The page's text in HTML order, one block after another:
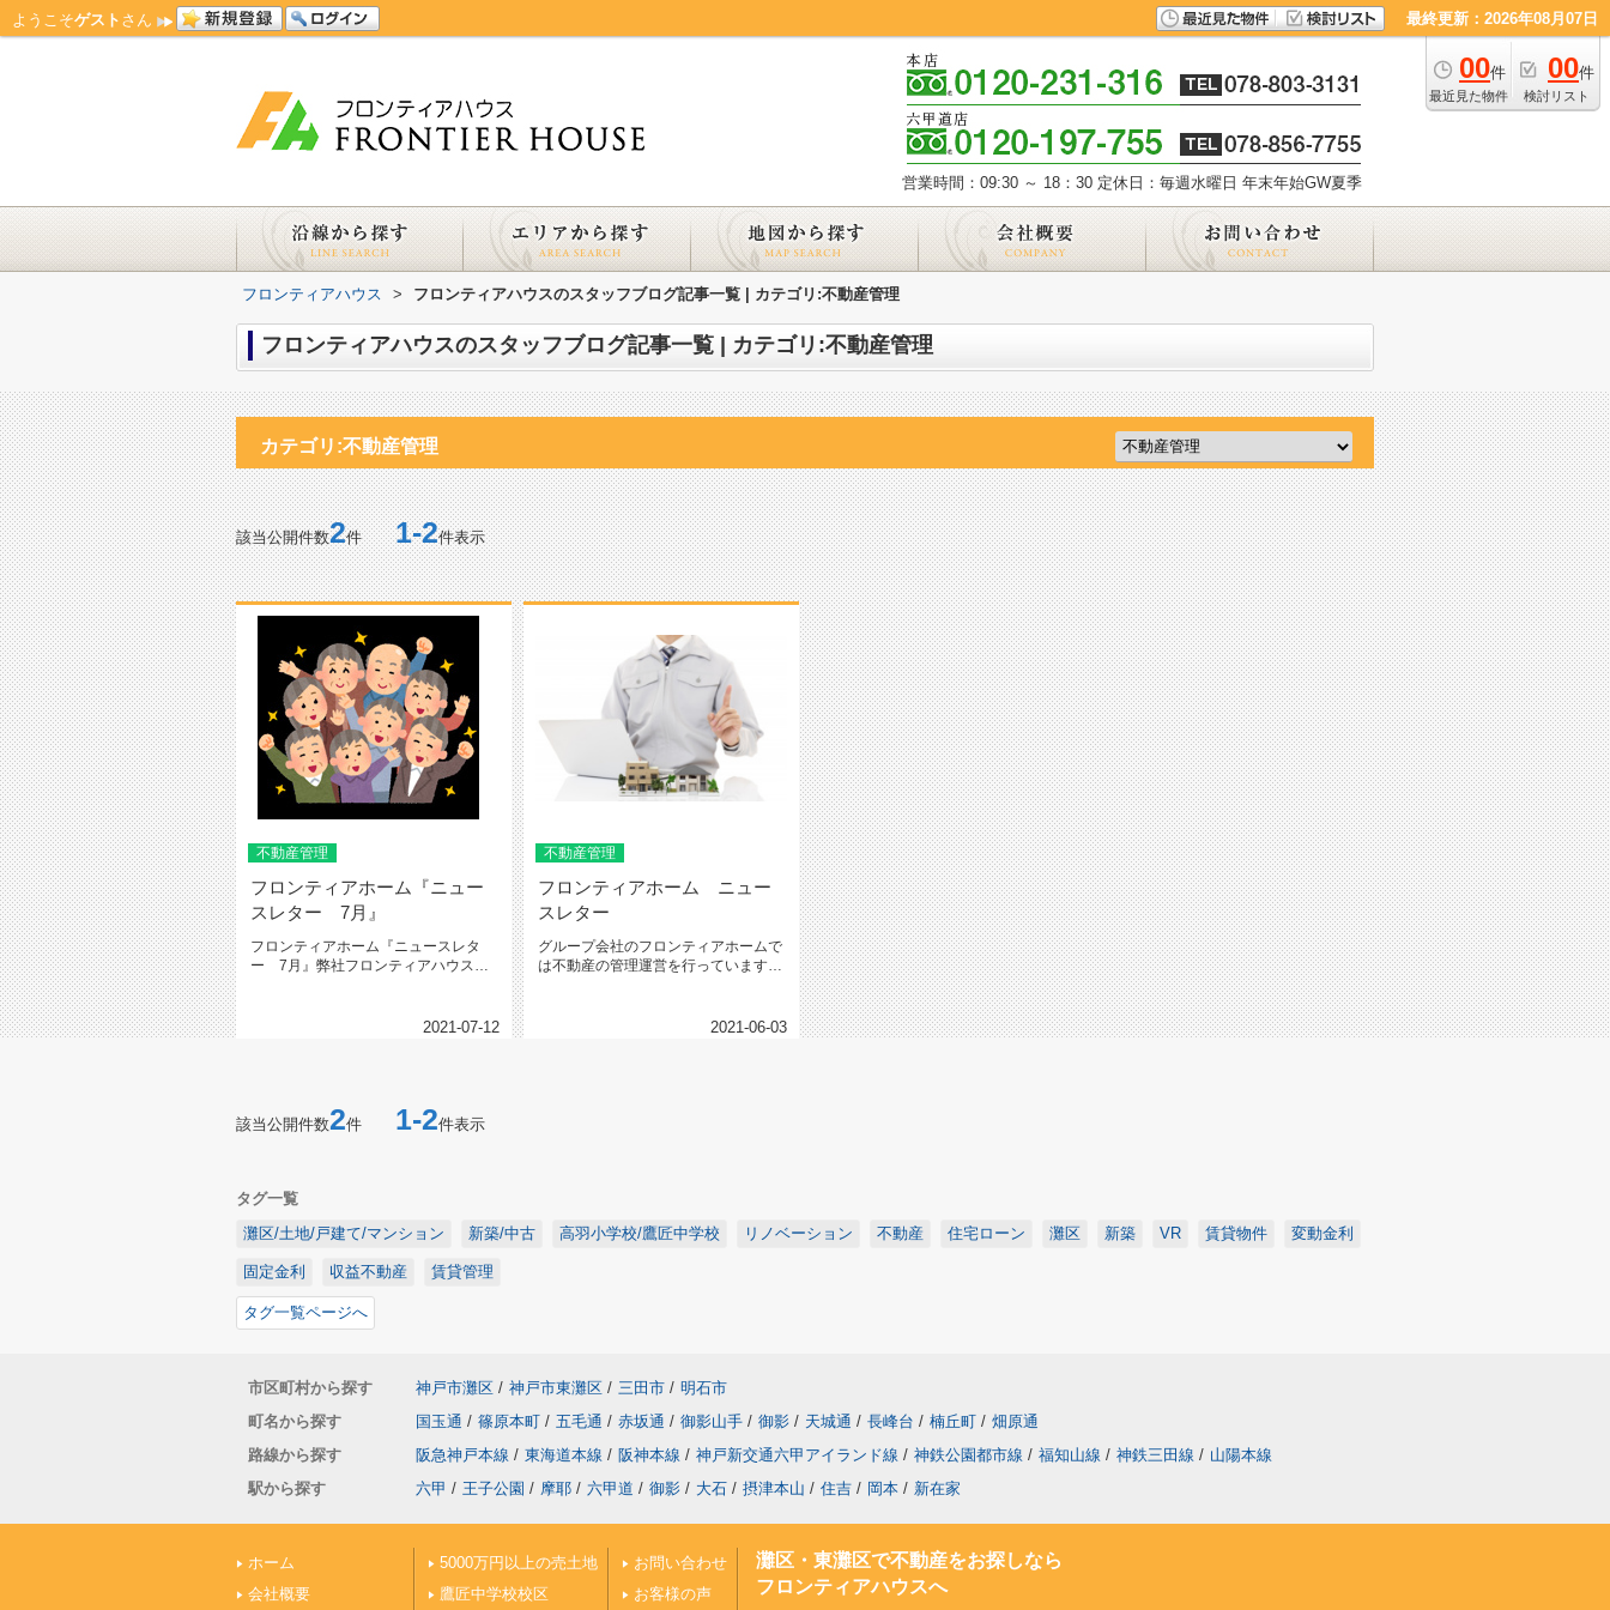
ようこそゲスト さん 最終更新：2026年08月07日
00件
最近見た物件
00件
検討リスト
営業時間：09:30 ～ 18：30 定休日：毎週水曜日 年末年始GW夏季
フロンティアハウス > フロンティアハウスのスタッフブログ記事一覧 | カテゴリ:不動産管理
フロンティアハウスのスタッフブログ記事一覧 | カテゴリ:不動産管理
カテゴリ:不動産管理
該当公開件数2件1-2件表示
不動産管理
フロンティアホーム『ニュー
スレター 7月』
フロンティアホーム『ニュースレタ
ー 7月』弊社フロンティアハウスの
2021-07-12
不動産管理
フロンティアホーム ニュー
スレター
グループ会社のフロンティアホームで
は不動産の管理運営を行っています。
2021-06-03
該当公開件数2件 1-2件表示
タグ一覧
灘区/土地/戸建て/マンション
新築/中古 高羽小学校/鷹匠中学校 リノベーション 不動産 住宅ローン 灘区 新築 VR 賃貸物件 変動金利
固定金利 収益不動産 賃貸管理
タグ一覧ページへ
市区町村から探す 神戸市灘区 / 神戸市東灘区 / 三田市 / 明石市
町名から探す
国玉通 / 篠原本町 / 五毛通 / 赤坂通 / 御影山手 / 御影 / 天城通 / 長峰台 / 楠丘町 / 畑原通
路線から探す
阪急神戸本線 / 東海道本線 / 阪神本線 / 神戸新交通六甲アイランド線 / 神鉄公園都市線 / 福知山線 / 神鉄三田線 / 山陽本線
駅から探す
六甲 / 王子公園 / 摩耶 / 六甲道 / 御影 / 大石 / 摂津本山 / 住吉 / 岡本 / 新在家
ホーム
会社概要
5000万円以上の売土地
鷹匠中学校校区
お問い合わせ
お客様の声
灘区・東灘区で不動産をお探しなら
フロンティアハウスへ